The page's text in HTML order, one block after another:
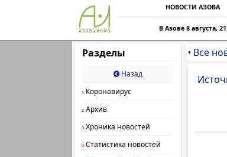
НОВОСТИ АЗОВА
В Азове 8 августа,
Разделы
Назад
1 Коронавирус
2 Архив
3 Хроника новостей
4 Статистика новостей
• Все